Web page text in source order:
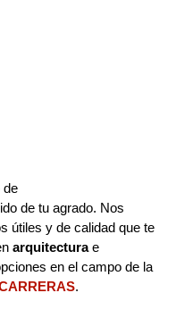
de
de tu agrado. Nos
útiles y de calidad que te
arquitecturae
en el campo de la
.